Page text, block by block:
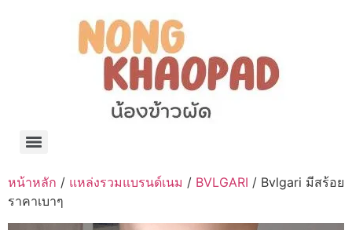
หน้าหลัก / แหล่งรวมแบรนด์เนม / BVLGARI / Bvlgari มีสร้อย
ราคาเบาๆ